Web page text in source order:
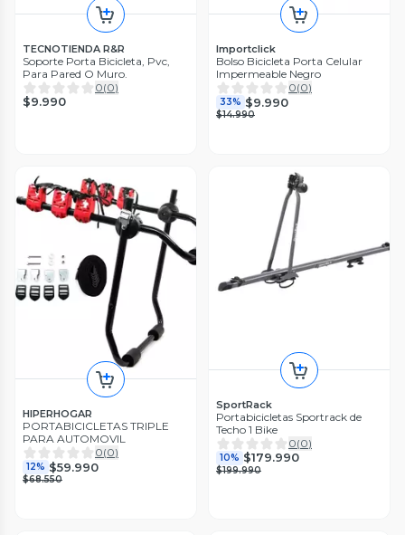
TECNOTIENDA R&R
Soporte Porta Bicicleta, Pvc,
Para Pared O Muro.
0(0)
$9.990
Importclick
Bolso Bicicleta Porta Celular
Impermeable Negro
0(0)
33% $9.990
$14.990
HIPERHOGAR
PORTABICICLETAS TRIPLE
PARA AUTOMOVIL
0(0)
12% $59.990
$68.550
SportRack
Portabicicletas Sportrack de
Techo 1 Bike
0(0)
10% $179.990
$199.990